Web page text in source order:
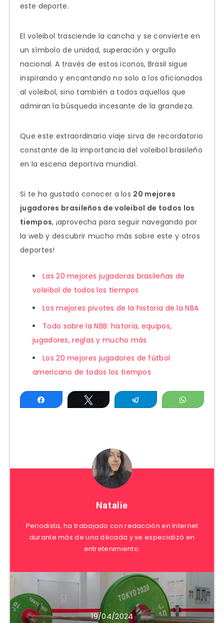
este deporte.
El voleibol trasciende la cancha y se convierte en
un símbolo de unidad, superación y orgullo
nacional. A través de estos iconos, Brasil sigue
inspirando y encantando no solo a los aficionados
al voleibol, sino también a todos aquellos que
admiran la búsqueda incesante de la grandeza.
Que este extraordinario viaje sirva de recordatorio
constante de la importancia del voleibol brasileño
en la escena deportiva mundial.
Si te ha gustado conocer a los 20 mejores
jugadores brasileños de voleibol de todos los
tiempos, ¡aprovecha para seguir navegando por
la web y descubrir mucho más sobre este y otros
deportes!
Las 20 mejores jugadoras brasileñas de
voleibol de todos los tiempos
Los mejores pivotes de la historia de la NBA
Todo sobre la NBB: historia, equipos,
jugadores, reglas y mucho más
Los 20 mejores jugadores de fútbol
americano de todos los tiempos
Compartir Twittear Telegram
Natalie
Periodista, ha trabajado con redacción en Internet
durante más de una década y se especializó en
entretenimiento.
19/04/2024